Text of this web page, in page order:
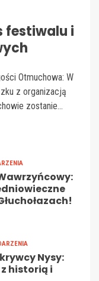
festiwalu i
Otmuchowa: W
z organizacją
zostanie...
Nysy:
historią i